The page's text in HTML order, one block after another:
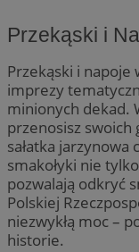
Przekąski i
Przekąski i napoje
imprezy
minionych dekad.
przenosisz swoich
sałatka jarzynowa
smakołyki nie
pozwalają odkryć
Polskiej
niezwykłą moc –
historie.